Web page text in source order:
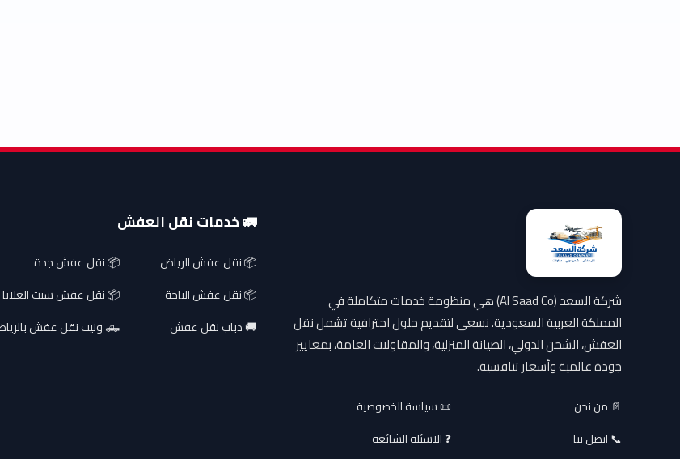
شركة السعد (Al Saad Co) هي منظومة خدمات متكاملة في
المملكة العربية السعودية. نسعى لتقديم حلول احترافية تشمل نقل
العفش، الشحن الدولي، الصيانة المنزلية، والمقاولات العامة، بمعايير
جودة عالمية وأسعار تنافسية.
📄 من نحن
📜 سياسة الخصوصية
📞 اتصل بنا
❓ الاسئلة الشائعة
🚛 خدمات نقل العفش
📦 نقل عفش الرياض
📦 نقل عفش جدة
📦 نقل عفش الباحة
📦 نقل عفش سبت العلايا
🚚 دباب نقل عفش
🛻 ونيت نقل عفش بالرياض